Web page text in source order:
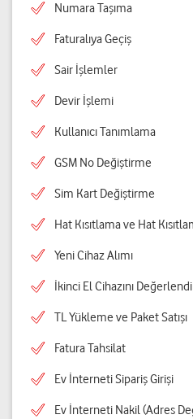
Numara Taşıma
Faturalıya Geçiş
Sair İşlemler
Devir İşlemi
Kullanıcı Tanımlama
GSM No Değiştirme
Sim Kart Değiştirme
Hat Kısıtlama ve Hat
Yeni Cihaz Alımı
İkinci El Cihazını
TL Yükleme ve Paket Satışı
Fatura Tahsilat
Ev İnterneti Sipariş Girişi
Ev İnterneti Nakil (Adres